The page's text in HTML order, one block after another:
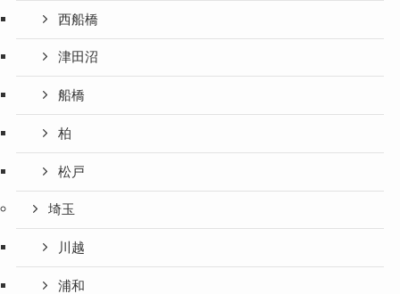
西船橋
津田沼
船橋
柏
松戸
埼玉
川越
浦和